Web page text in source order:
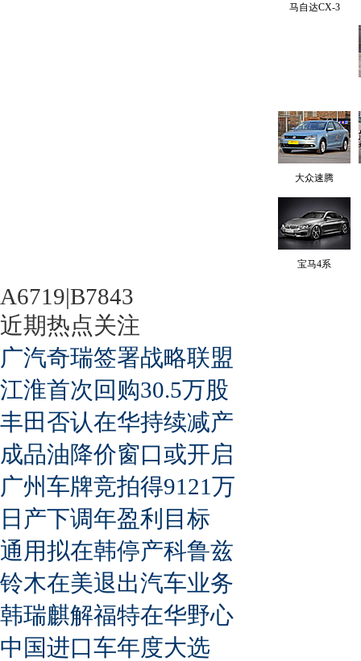
马自达CX-3
大众速腾
宝马4系
A6719|B7843
近期热点关注
广汽奇瑞签署战略联盟
江淮首次回购30.5万股
丰田否认在华持续减产
成品油降价窗口或开启
广州车牌竞拍得9121万
日产下调年盈利目标
通用拟在韩停产科鲁兹
铃木在美退出汽车业务
韩瑞麒解福特在华野心
中国进口车年度大选